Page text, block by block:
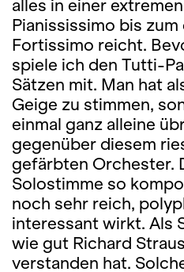
alles in einer extremen
Pianississimo bis
Fortissimo reicht.
spiele ich den Tutti-
Sätzen mit. Man hat
Geige zu stimmen,
einmal ganz alleine
gegenüber diesem
gefärbten Orchester.
Solostimme so
noch sehr reich,
interessant wirkt. Als
wie gut Richard
verstanden hat.